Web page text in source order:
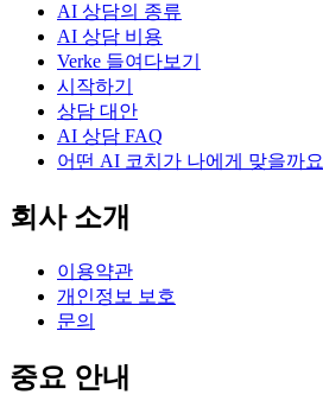
AI 상담의 종류
AI 상담 비용
Verke 들여다보기
시작하기
상담 대안
AI 상담 FAQ
어떤 AI 코치가 나에게 맞을까
회사 소개
이용약관
개인정보 보호
문의
중요 안내